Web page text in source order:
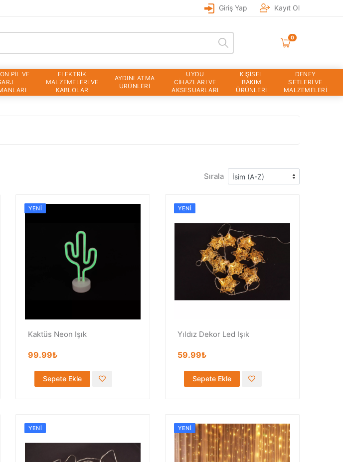
Giriş Yap Kayıt Ol
0
PİL VE
ELEKTRİK
MALZEMELERİ VE
KABLOLAR
AYDINLATMA
ÜRÜNLERİ
UYDU
CİHAZLARI VE
AKSESUARLARI
KİŞİSEL
BAKIM
ÜRÜNLERİ
DENEY
SETLERİ VE
MALZEMELERİ
Sırala
YENI
Kaktüs Neon Işık
99.99₺
Sepete Ekle
YENI
Yıldız Dekor Led Işık
59.99₺
Sepete Ekle
YENI YENI